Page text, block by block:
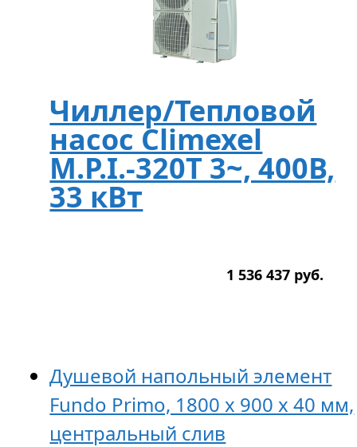
Чиллер/Тепловой
насос Climexel
M.P.I.-320T 3~, 400В,
33 кВт
1 536 437 руб.
Душевой напольный элемент
Fundo Primo, 1800 х 900 х 40 мм,
центральный слив